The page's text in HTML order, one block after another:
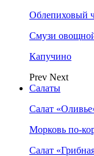
Облепиховый
Смузи
Капучино
Prev Next
Салаты
Салат
Морковь по-
Салат